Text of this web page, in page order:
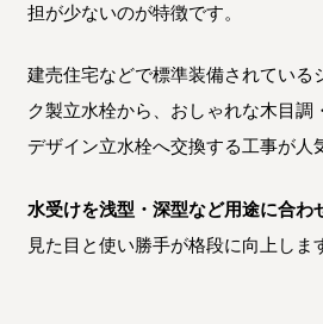
担が少ないのが特徴です。
建売住宅などで標準装備されている
ク製立水栓から、おしゃれな木目調
デザイン立水栓へ交換する工事が人
水受けを浅型・深型など用途に合わ
見た目と使い勝手が格段に向上しま